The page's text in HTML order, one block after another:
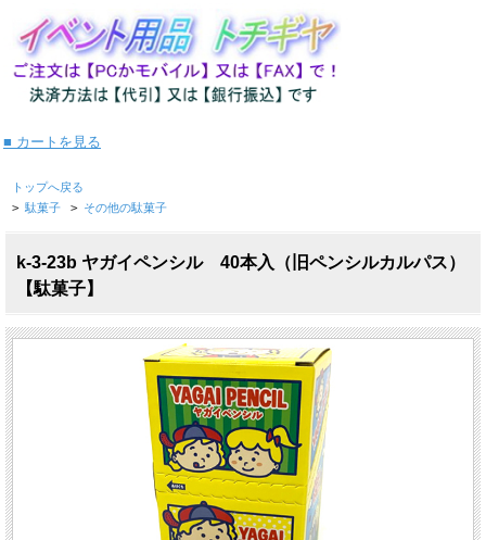
■ カートを見る
トップへ戻る
> 駄菓子 > その他の駄菓子
k-3-23b ヤガイペンシル 40本入（旧ペンシルカルパス）
【駄菓子】